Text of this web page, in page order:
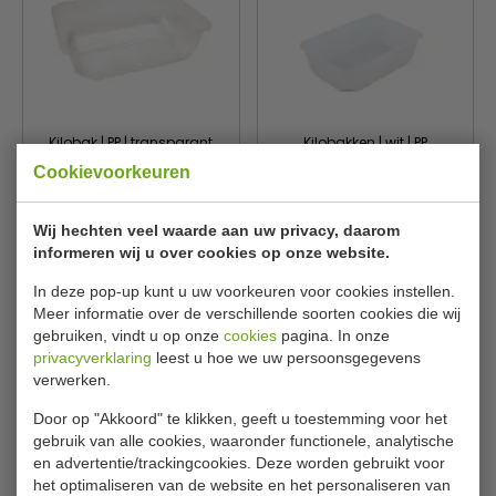
Cookievoorkeuren
Wij hechten veel waarde aan uw privacy, daarom
informeren wij u over cookies op onze website.
In deze pop-up kunt u uw voorkeuren voor cookies instellen.
Meer informatie over de verschillende soorten cookies die wij
gebruiken, vindt u op onze cookies pagina. In onze
privacyverklaring leest u hoe we uw persoonsgegevens
verwerken.
Door op "Akkoord" te klikken, geeft u toestemming voor het
gebruik van alle cookies, waaronder functionele, analytische
en advertentie/trackingcookies. Deze worden gebruikt voor
het optimaliseren van de website en het personaliseren van
Kilobak | PP | transparant
€ 89,00
Kilobakken | wit | PP
€ 89,00